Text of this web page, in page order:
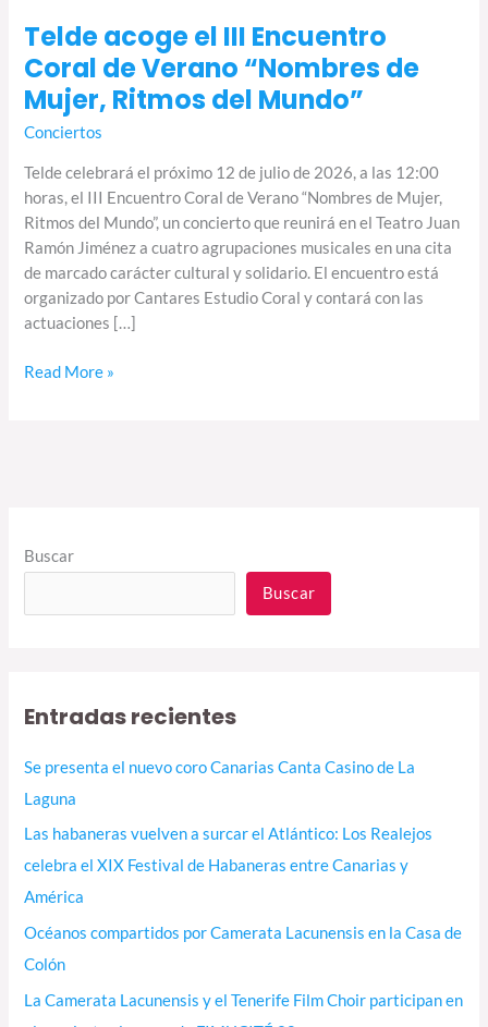
Telde acoge el III Encuentro
Coral de Verano “Nombres de
Mujer, Ritmos del Mundo”
Conciertos
Telde celebrará el próximo 12 de julio de 2026, a las 12:00
horas, el III Encuentro Coral de Verano “Nombres de Mujer,
Ritmos del Mundo”, un concierto que reunirá en el Teatro Juan
Ramón Jiménez a cuatro agrupaciones musicales en una cita
de marcado carácter cultural y solidario. El encuentro está
organizado por Cantares Estudio Coral y contará con las
actuaciones […]
Read More »
Buscar
Buscar
Entradas recientes
Se presenta el nuevo coro Canarias Canta Casino de La
Laguna
Las habaneras vuelven a surcar el Atlántico: Los Realejos
celebra el XIX Festival de Habaneras entre Canarias y
América
Océanos compartidos por Camerata Lacunensis en la Casa de
Colón
La Camerata Lacunensis y el Tenerife Film Choir participan en